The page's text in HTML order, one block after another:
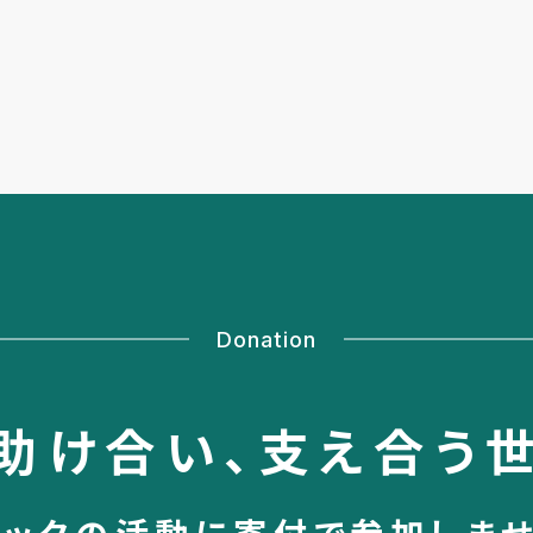
Donation
け合い、 支え合う